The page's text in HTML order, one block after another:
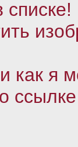
как я